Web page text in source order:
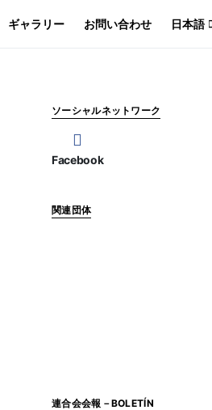
ギャラリー お問い合わせ 日本語
ソーシャルネットワーク
Facebook
関連団体
連合会会報－BOLETÍN